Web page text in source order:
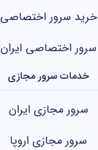
خرید سرور اختصاصی
سرور اختصاصی ایران
خدمات سرور مجازی
سرور مجازی ایران
سرور مجازی اروپا